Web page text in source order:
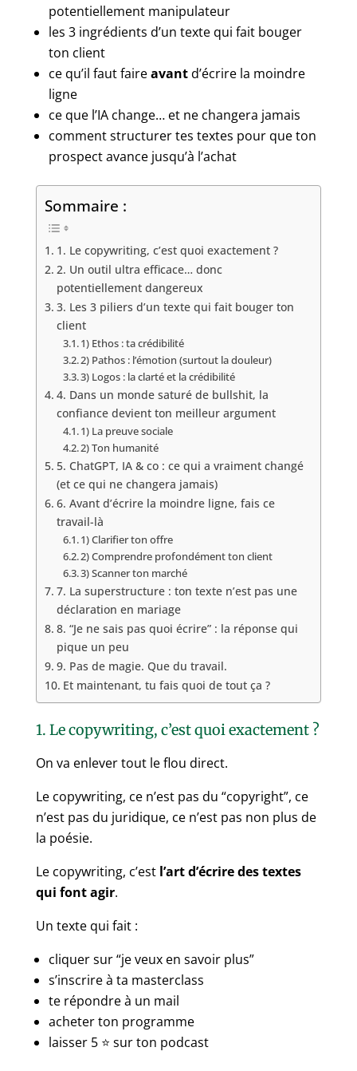
potentiellement manipulateur
les 3 ingrédients d’un texte qui fait bouger
ton client
ce qu’il faut faireavantd’écrire la moindre
ligne
ce que l’IA change… et ne changera jamais
comment structurer tes textes pour que ton
prospect avance jusqu’à l’achat
Sommaire :
1. Le copywriting, c’est quoi exactement ?
2. Un outil ultra efficace… donc
potentiellement dangereux
3. Les 3 piliers d’un texte qui fait bouger ton
client
1) Ethos : ta crédibilité
2) Pathos : l’émotion (surtout la douleur)
3) Logos : la clarté et la crédibilité
4. Dans un monde saturé de bullshit, la
confiance devient ton meilleur argument
1) La preuve sociale
2) Ton humanité
5. ChatGPT, IA & co : ce qui a vraiment changé
(et ce qui ne changera jamais)
6. Avant d’écrire la moindre ligne, fais ce
travail-là
1) Clarifier ton offre
2) Comprendre profondément ton client
3) Scanner ton marché
7. La superstructure : ton texte n’est pas une
déclaration en mariage
8. “Je ne sais pas quoi écrire” : la réponse qui
pique un peu
9. Pas de magie. Que du travail.
Et maintenant, tu fais quoi de tout ça ?
1. Le copywriting, c’est quoi exactement ?
On va enlever tout le flou direct.
Le copywriting, ce n’est pas du “copyright”, ce
n’est pas du juridique, ce n’est pas non plus de
la poésie.
Le copywriting, c’est l’art d’écrire des textes
qui font agir.
Un texte qui fait :
cliquer sur “je veux en savoir plus”
s’inscrire à ta masterclass
te répondre à un mail
acheter ton programme
laisser 5 ⭐ sur ton podcast